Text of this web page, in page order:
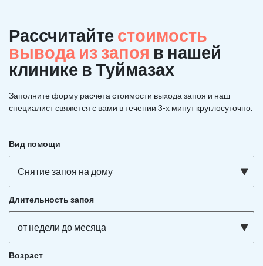
Рассчитайте стоимость
вывода из запоя в нашей
клинике в Туймазах
Заполните форму расчета стоимости выхода запоя и наш
специалист свяжется с вами в течении 3-х минут круглосуточно.
Вид помощи
Снятие запоя на дому
Длительность запоя
от недели до месяца
Возраст